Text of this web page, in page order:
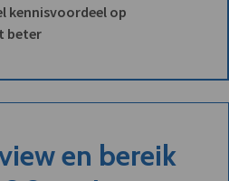
kennisvoordeel op
beter
en bereik